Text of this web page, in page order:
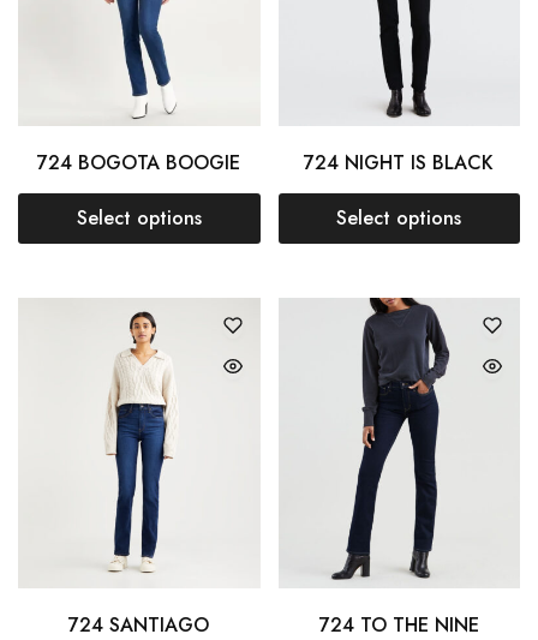
724 BOGOTA BOOGIE
Select options
724 NIGHT IS BLACK
Select options
724 SANTIAGO 724 TO THE NINE